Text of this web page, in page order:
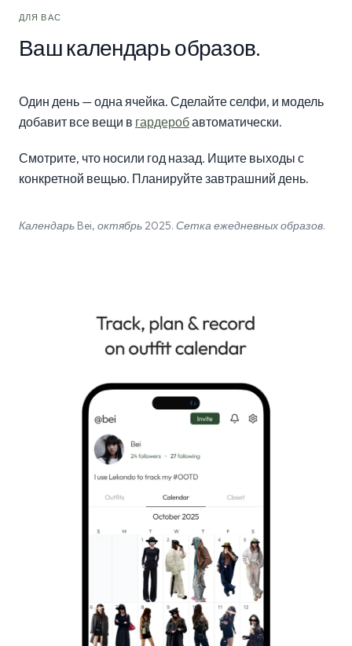
ДЛЯ ВАС
Ваш календарь образов.
Один день — одна ячейка. Сделайте селфи, и модель
добавит все вещи в гардеробавтоматически.
Смотрите, что носили год назад. Ищите выходы с
конкретной вещью. Планируйте завтрашний день.
Календарь Bei, октябрь 2025. Сетка ежедневных образов.